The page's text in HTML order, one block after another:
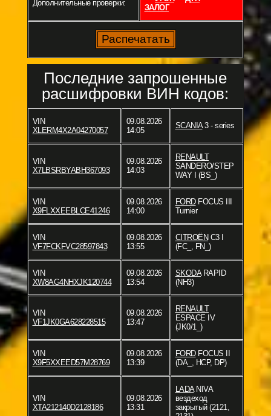
Дополнительные проверки:
ЗАЛОГ
Последние запрошенные
расшифровки ВИН кодов:
VIN
XLERM4X2A04270057
09.08.2026
14:05
SCANIA3 - series
VIN
X7LBSRBYABH367093
09.08.2026
14:03
RENAULT
SANDERO/STEP
WAY I (BS_)
VIN
X9FLXXEEBLCE41246
09.08.2026
14:00
FORDFOCUS III
Turnier
VIN
VF7FCKFVC28597843
09.08.2026
13:55
CITROËN C3 I
(FC_, FN_)
VIN
XW8AG4NHXJK120744
09.08.2026
13:54
SKODARAPID
(NH3)
VIN
VF1JK0GA628228515
09.08.2026
13:47
RENAULT
ESPACE IV
(JK0/1_)
VIN
X9F5XXEED57M28769
09.08.2026
13:39
FORDFOCUS II
(DA_, HCP, DP)
VIN
XTA212140D2128186
09.08.2026
13:31
LADANIVA
вездеход
закрытый (2121,